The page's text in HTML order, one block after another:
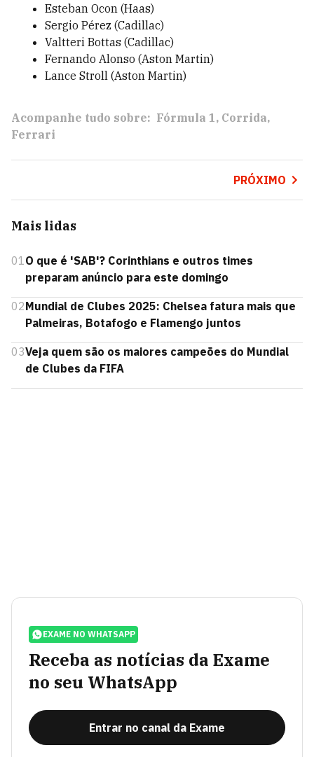
Esteban Ocon (Haas)
Sergio Pérez (Cadillac)
Valtteri Bottas (Cadillac)
Fernando Alonso (Aston Martin)
Lance Stroll (Aston Martin)
Acompanhe tudo sobre: Fórmula 1 Corrida
Ferrari
PRÓXIMO
Mais lidas
01O que é 'SAB'? Corinthians e outros times
preparam anúncio para este domingo
02Mundial de Clubes 2025: Chelsea fatura mais que
Palmeiras, Botafogo e Flamengo juntos
03Veja quem são os maiores campeões do Mundial
de Clubes da FIFA
EXAME NO WHATSAPP
Receba as notícias da Exame
no seu WhatsApp
Entrar no canal da Exame